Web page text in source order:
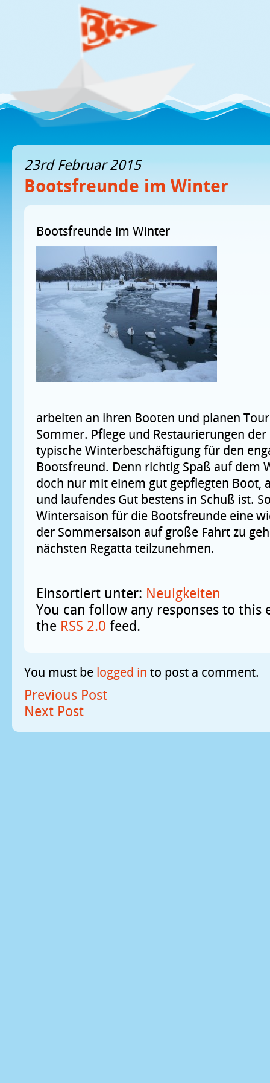
23rd Februar 2015
Bootsfreunde im Winter
Bootsfreunde im Winter
arbeiten an ihren Booten und planen
Sommer. Pflege und Restaurierungen
typische Winterbeschäftigung für den
Bootsfreund. Denn richtig Spaß auf dem
doch nur mit einem gut gepflegten Boot,
und laufendes Gut bestens in Schuß ist.
Wintersaison für die Bootsfreunde eine
der Sommersaison auf große Fahrt zu
nächsten Regatta teilzunehmen.
Einsortiert unter: Neuigkeiten
You can follow any responses to this
the RSS 2.0 feed.
You must be logged in to post a comment.
Previous Post
Next Post